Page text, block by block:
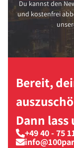
Du kannst den
und kostenfrei
Bereit,
Dann
+49 40 - 75